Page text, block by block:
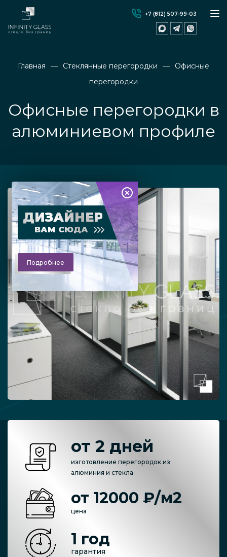
+7 (812) 507-99-03
Главная Стеклянные перегородки
Офисные
перегородки
Офисные перегородки в
алюминиевом профиле
ДИЗАЙНЕР
ВАМ СЮДА
Подробнее
от 2 дней
изготовление перегородок из
алюминия и стекла
от 12000 ₽/м2
цена
1 год
гарантия